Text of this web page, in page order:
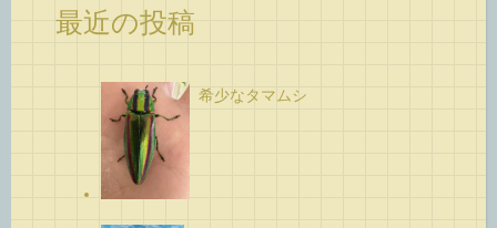
最近の投稿
希少なタマムシ